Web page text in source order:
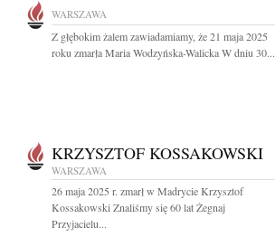
WARSZAWA
Z głębokim żalem zawiadamiamy, że 21 maja 2025
roku zmarła Maria Wodzyńska-Walicka W dniu 30...
KRZYSZTOF KOSSAKOWSKI
WARSZAWA
26 maja 2025 r. zmarł w Madrycie Krzysztof
Kossakowski Znaliśmy się 60 lat Żegnaj
Przyjacielu...